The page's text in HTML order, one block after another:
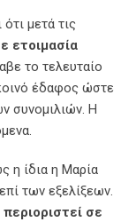
μετά τις
ετοιμασία
το τελευταίο
έδαφος ώστε
συνομιλιών. Η
η ίδια η Μαρία
των εξελίξεων.
σε